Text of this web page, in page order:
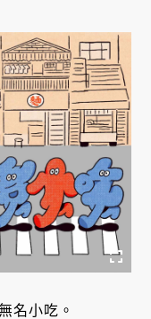
名小吃。